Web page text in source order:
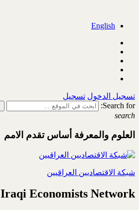
English
تسجيل الدخول تسجيل
Search for:
search
العلوم والمعرفة أساس تقدم الامم
شبكة الاقتصاديين العراقيين
Iraqi Economists Network